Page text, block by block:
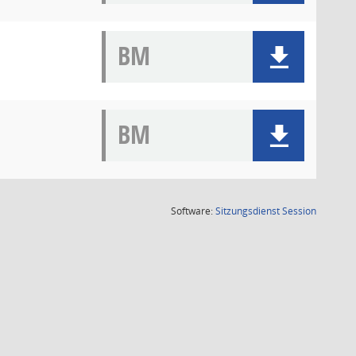
BM
BM
Software:SitzungsdienstSession(Wird in